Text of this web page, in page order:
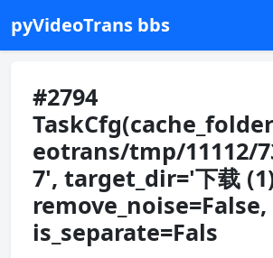
pyVideoTrans bbs
#2794
eotrans/tmp/11112/
7', target_dir='下载
remove_noise=False,
is_separate=Fals